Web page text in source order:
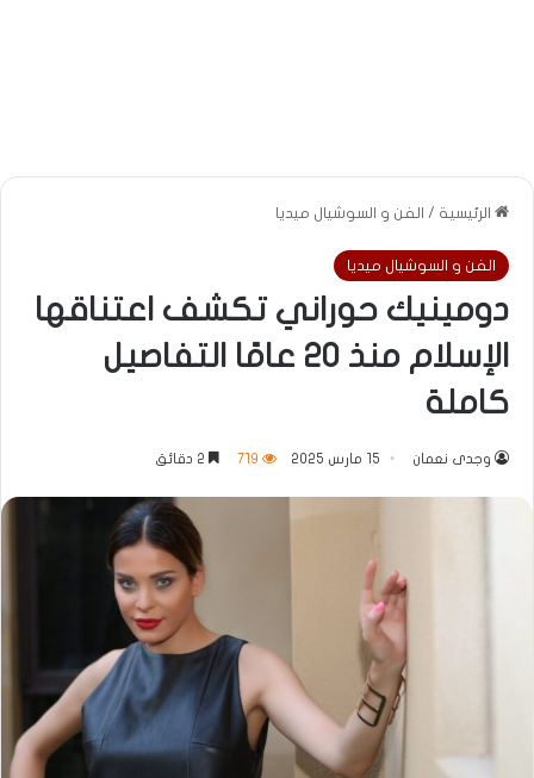
الرئيسية / الفن و السوشيال ميديا
الفن و السوشيال ميديا
دومينيك حوراني تكشف اعتناقها
الإسلام منذ 20 عامًا التفاصيل
كاملة
وجدى نعمان 15 مارس 2025 719